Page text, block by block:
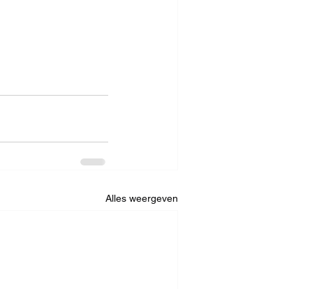
Alles weergeven